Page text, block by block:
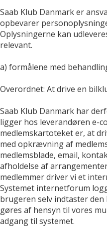
Saab Klub Danmark er
opbevarer
Oplysningerne kan
relevant.
a) formålene med
Overordnet: At drive en
Saab Klub Danmark har
ligger hos leverandøren e-
medlemskartoteket er, at
med opkrævning af
medlemsblade, email,
afholdelse af
medlemmer driver vi et
Systemet internetforum
brugeren selv indtaster den
gøres af hensyn til vores
adgang til systemet.